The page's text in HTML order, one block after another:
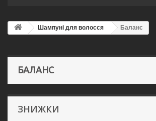
Шампуні для волосся Баланс
БАЛАНС
ЗНИЖКИ